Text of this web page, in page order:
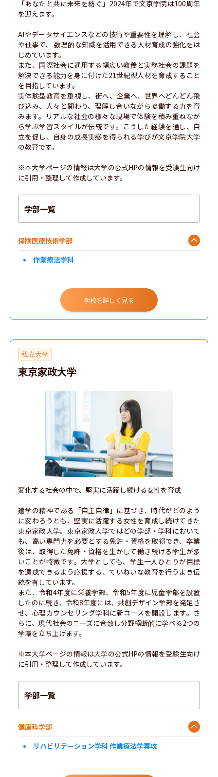
「あなたと共に未来を紡ぐ」2024年で文京学院は100周年
を迎えます。
AIやデータサイエンスなどの技術や重要性を理解し、社会
や仕事で、 数理的な知識を活用できる人材育成の強化をは
じめています。
また、国際社会に通用する幅広い教養と実務社会の課題を
解決できる能力を身に付けた21世紀型人材を育成すること
を目指しています。
実体験型教育を重視し、街へ、企業へ、世界へどんどん飛
び込み、人々と関わり、理解し合いながら協働する力を育
みます。リアルな社会の様々な現場で体験を積み重ねなが
ら学ぶ学習スタイルが伝統です。こうした経験を通し、自
立を促し、自身の成長実感を得られる学びが文京学院大学
の教育です。
※本大学ページの情報は大学の公式HPの情報を受験生向け
に引用・整理して作成しています。
学部一覧
保険医療技術学部
作業療法学科
学校を詳しく見る
私立大学
東京家政大学
変化する社会の中で、堅実に活躍し続ける女性を育成
建学の精神である「自主自律」に基づき、時代がどのよう
に変わろうとも、堅実に活躍する女性を育成し続けてきた
東京家政大学。東京家政大学ではどの学部・学科において
も、高い専門力を必要とする免許・資格を取得でき、卒業
後は、取得した免許・資格を生かして働き続ける学生が多
いことが特徴です。大学としても、学生一人ひとりが目標
を達成できるよう応援する、ていねいな教育を行うよき伝
統を有しています。
また、令和4年度に栄養学部、令和5年度に児童学部を設置
したのに続き、令和8年度には、共創デザイン学部を発足さ
せ、心理カウンセリング学科に新コースを開設します。さ
らに、現代社会のニーズに合致し分野横断的に学べる2つの
学環を立ち上げます。
※本大学ページの情報は大学の公式HPの情報を受験生向け
に引用・整理して作成しています。
学部一覧
健康科学部
リハビリテーション学科 作業療法学専攻